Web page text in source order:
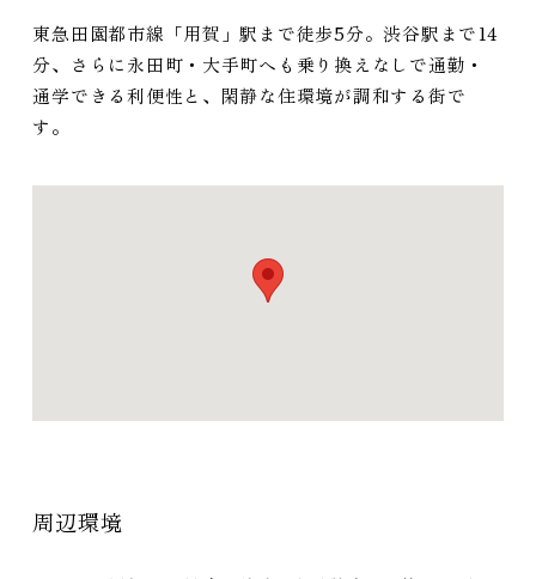
東急田園都市線「用賀」駅まで徒歩5分。渋谷駅まで14
分、さらに永田町・大手町へも乗り換えなしで通勤・
通学できる利便性と、閑静な住環境が調和する街で
す。
周辺環境